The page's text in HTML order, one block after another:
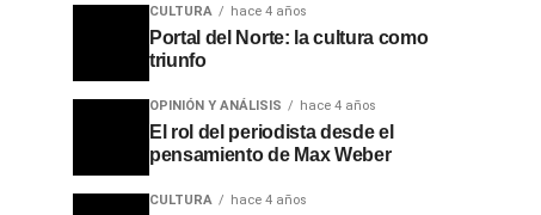
CULTURA hace 4 años
Portal del Norte: la cultura como
triunfo
OPINIÓN Y ANÁLISIS hace 4 años
El rol del periodista desde el
pensamiento de Max Weber
CULTURA hace 4 años